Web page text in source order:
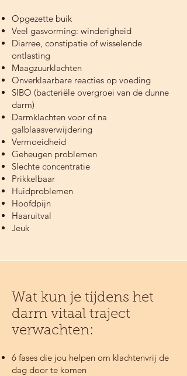
Opgezette buik
Veel gasvorming: winderigheid
Diarree, constipatie of wisselende
ontlasting
Maagzuurklachten
Onverklaarbare reacties op voeding
SIBO (bacteriële overgroei van de dunne
darm)
Darmklachten voor of na
galblaasverwijdering
Vermoeidheid
Geheugen problemen
Slechte concentratie
Prikkelbaar
Huidproblemen
Hoofdpijn
Haaruitval
Jeuk
Wat kun je tijdens het
darm vitaal traject
verwachten:
6 fases die jou helpen om klachtenvrij de
dag door te komen